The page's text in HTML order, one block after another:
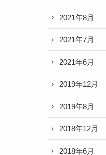
2021年8月
2021年7月
2021年6月
2019年12月
2019年8月
2018年12月
2018年6月